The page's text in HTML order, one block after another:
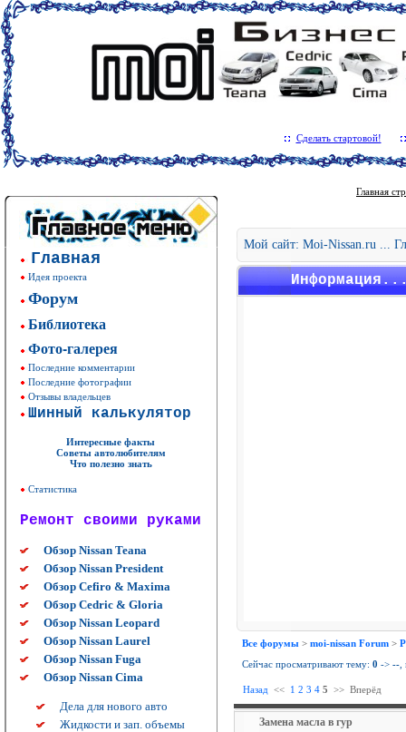
Сделать стартовой!
Главная
Идея проекта
Форум
Библиотека
Фото-галерея
Последние комментарии
Последние фотографии
Отзывы владельцев
Шинный калькулятор
Интересные факты
Советы автолюбителям
Что полезно знать
Статистика
Ремонт своими руками
Обзор Nissan Teana
Обзор Nissan President
Обзор Cefiro & Maxima
Обзор Cedric & Gloria
Обзор Nissan Leopard
Обзор Nissan Laurel
Обзор Nissan Fuga
Обзор Nissan Cima
Дела для нового авто
Жидкости и зап. объемы
Главная
Мой сайт: Moi-Nissan.ru ...
Все форумы > moi-nissan Forum >
Сейчас просматривают тему: 0 -> --
Назад << 1 2 3 4 5 >> Вперёд
Замена масла в гур